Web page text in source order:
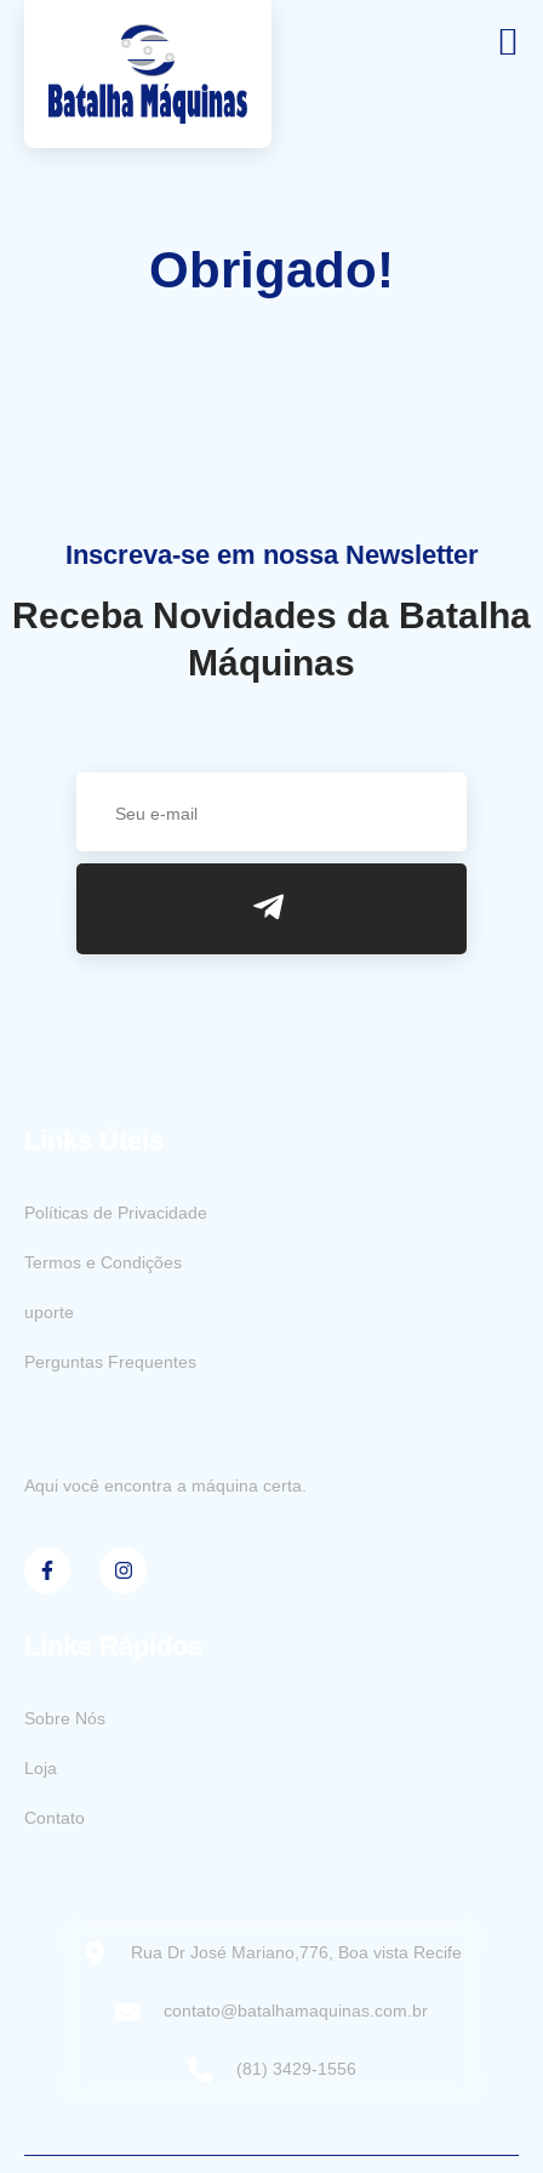
Obrigado!
Inscreva-se em nossa Newsletter
Receba Novidades da Batalha
Máquinas
Políticas de Privacidade
Termos e Condições
uporte
Perguntas Frequentes
Aqui você encontra a máquina certa.
Sobre Nós
Loja
Contato
Rua Dr José Mariano,776, Boa vista Recife
contato@batalhamaquinas.com.br
(81) 3429-1556